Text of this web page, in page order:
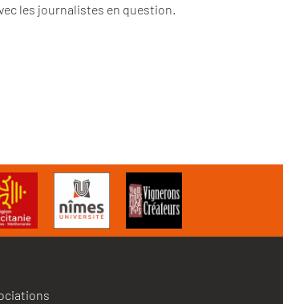
les journalistes en question.